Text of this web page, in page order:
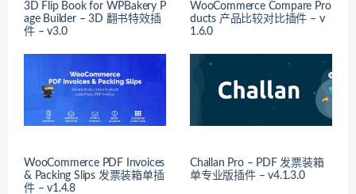
3D Flip Book for WPBakery P
age Builder – 3D 翻书特效插
件 – v3.0
WooCommerce Compare Pro
ducts 产品比较对比插件 – v
1.6.0
WooCommerce PDF Invoices
& Packing Slips 发票装箱单插
件 – v1.4.8
Challan Pro – PDF 发票装箱
单专业版插件 – v4.1.3.0